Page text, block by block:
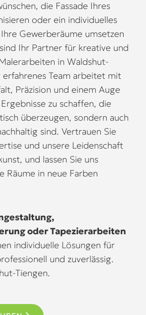
die Fassade Ihres
oder ein individuelles
Gewerberäume umsetzen
Ihr Partner für kreative und
in Waldshut-
erfahrenes Team arbeitet mit
Präzision und einem Auge
zu schaffen, die
überzeugen, sondern auch
sind. Vertrauen Sie
und unsere Leidenschaft
und lassen Sie uns
Räume in neue Farben
oder Tapezierarbeiten
individuelle Lösungen für
und zuverlässig.
Tiengen.